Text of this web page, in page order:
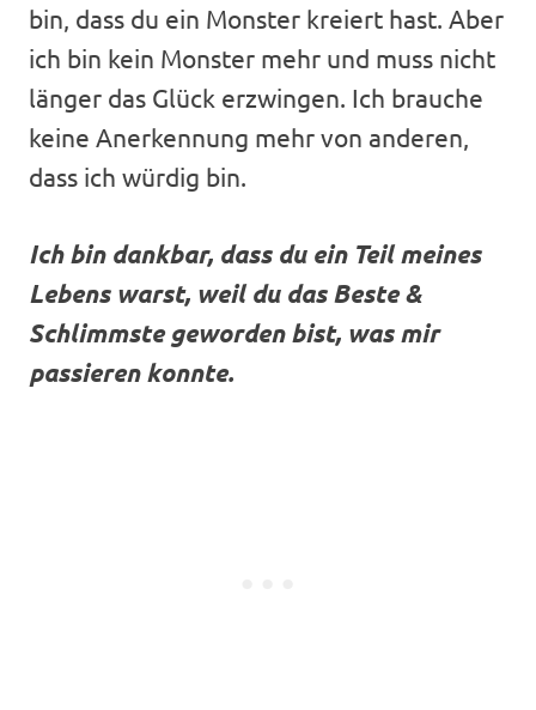
bin, dass du ein Monster kreiert hast. Aber
ich bin kein Monster mehr und muss nicht
länger das Glück erzwingen. Ich brauche
keine Anerkennung mehr von anderen,
dass ich würdig bin.
Ich bin dankbar, dass du ein Teil meines
Lebens warst, weil du das Beste &
Schlimmste geworden bist, was mir
passieren konnte.